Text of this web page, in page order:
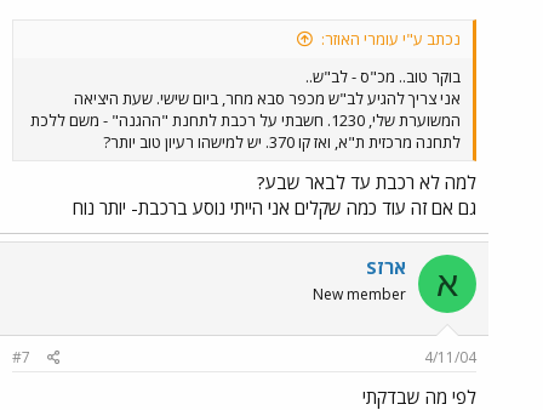
נכתב ע"י עומרי האוזר:
בוקר טוב.. מכ"ס - לב"ש..
אני צריך להגיע לב"ש מכפר סבא מחר, ביום שישי. שעת היציאה
המשוערת שלי, 1230. חשבתי על רכבת לתחנת "ההגנה" - משם ללכת
לתחנה מרכזית ת"א, ואז קו 370. יש למישהו רעיון טוב יותר?
למה לא רכבת עד לבאר שבע?
גם אם זה עוד כמה שקלים אני הייתי נוסע ברכבת- יותר נוח
א ארזS
New member
4/11/04
#7
לפי מה שבדקתי